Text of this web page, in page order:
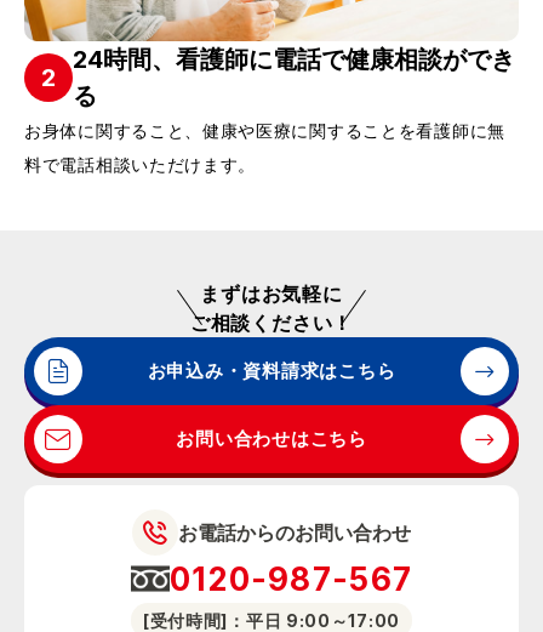
2
24時間、看護師に電話で健康相談ができ
る
お身体に関すること、健康や医療に関することを看護師に無
料で電話相談いただけます。
まずはお気軽に
ご相談ください！
お申込み・資料請求はこちら
お問い合わせはこちら
お電話からのお問い合わせ
0120-987-567
[受付時間]：平日 9:00～17:00